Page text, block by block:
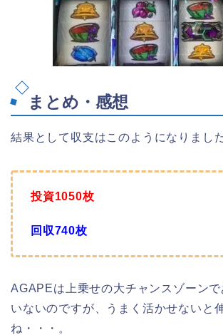
まとめ・感想
結果として収支はこのようになりました
投資1050枚
回収740枚
AGAPEは上乗せの大チャンスゾーン
いないのですが、うまく活かせないと
ね・・・。